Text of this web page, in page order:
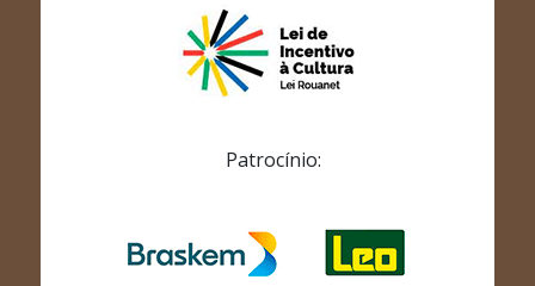
Patrocínio: